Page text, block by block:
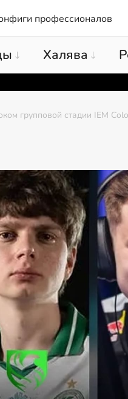
профессионалов
Халява
групповой стадии IEM